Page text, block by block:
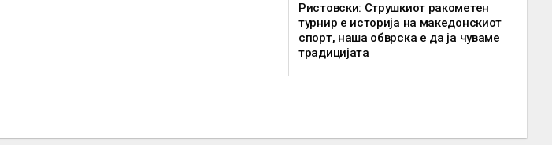
Ристовски: Струшкиот ракометен
турнир е историја на македонскиот
спорт, наша обврска е да ја чуваме
традицијата